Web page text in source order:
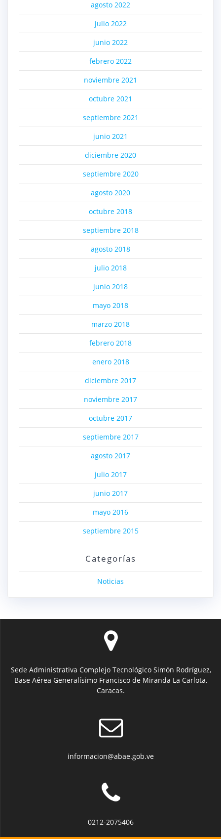
agosto 2022
julio 2022
junio 2022
febrero 2022
noviembre 2021
octubre 2021
septiembre 2021
junio 2021
diciembre 2020
septiembre 2020
agosto 2020
octubre 2018
septiembre 2018
agosto 2018
julio 2018
junio 2018
mayo 2018
marzo 2018
febrero 2018
enero 2018
diciembre 2017
noviembre 2017
octubre 2017
septiembre 2017
agosto 2017
julio 2017
junio 2017
mayo 2016
septiembre 2015
Categorías
Noticias
Sede Administrativa Complejo Tecnológico Simón Rodríguez,
Base Aérea Generalísimo Francisco de Miranda La Carlota,
Caracas.
informacion@abae.gob.ve
0212-2075406